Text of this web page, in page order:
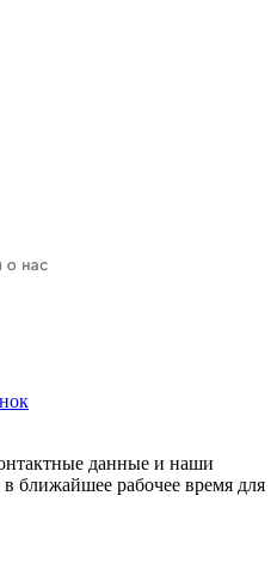
данные и наши
ближайшее рабочее время для